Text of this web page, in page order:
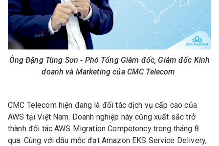
Ông Đặng Tùng Sơn - Phó Tổng Giám đốc, Giám đốc Kinh
doanh và Marketing của CMC Telecom
CMC Telecom hiện đang là đối tác dịch vụ cấp cao của
AWS tại Việt Nam. Doanh nghiệp này cũng xuất sắc trở
thành đối tác AWS Migration Competency trong tháng 8
qua. Cùng với dấu mốc đạt Amazon EKS Service Delivery,